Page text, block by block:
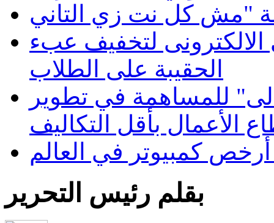
لتخفيف عبء
الحقيبة على الطلاب
للمساهمة في تطوير
الأعمال بأقل التكاليف
كمبيوتر في العالم
بقلم رئيس التحرير